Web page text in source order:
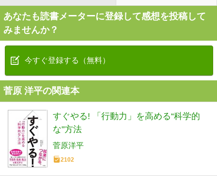
あなたも読書メーターに登録して感想を投稿して
みませんか？
今すぐ登録する（無料）
菅原 洋平の関連本
すぐやる! 「行動力」を高める“科学的
な"方法
菅原洋平
2102